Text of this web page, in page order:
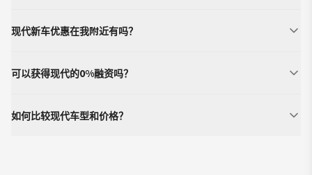
现代新车优惠在我附近有吗？
可以获得现代的0%融资吗？
如何比较现代车型和价格？